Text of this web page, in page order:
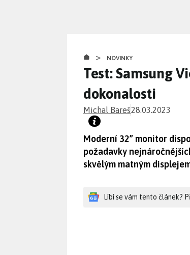
> NOVINKY
Test: Samsung
dokonalosti
Michal Bareš28.03.2023
Moderní 32” monitor
požadavky
skvělým matným
Líbí se vám tento článek?